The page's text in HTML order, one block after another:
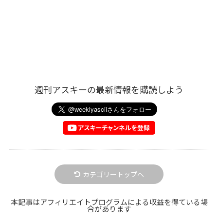
週刊アスキーの最新情報を購読しよう
カテゴリートップへ
本記事はアフィリエイトプログラムによる収益を得ている場
合があります